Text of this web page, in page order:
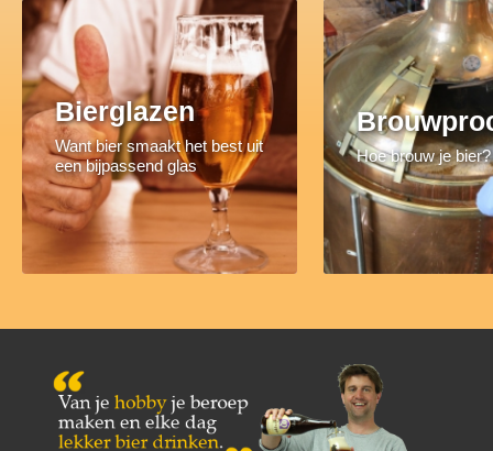
Bierglazen
Want bier smaakt het best uit
een bijpassend glas
Hoe brouw je bier?